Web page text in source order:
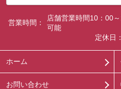
営業時間：
店舗営業時間10：00
可能
定休日：
ホーム
お問い合わせ